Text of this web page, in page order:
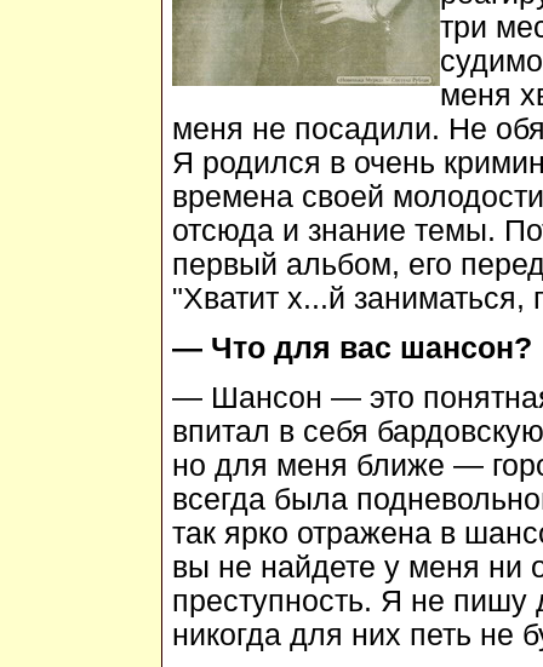
три
меня
меня не посадили. Не
Я родился в очень
времена своей
отсюда и знание темы.
первый альбом, его
"Хватит х...й заниматься,
— Что для вас шансон?
— Шансон — это
впитал в себя
но для меня ближе —
всегда была
так ярко отражена в
вы не найдете у меня ни
преступность. Я не
никогда для них петь не